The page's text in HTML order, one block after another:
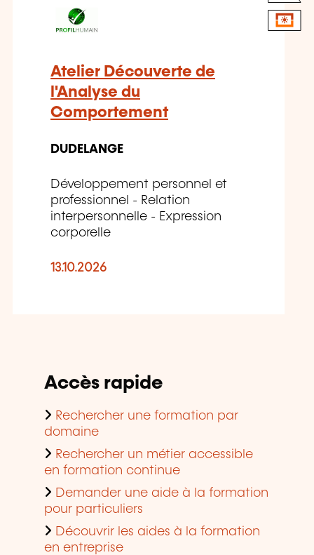
Atelier Découverte de
l'Analyse du
Comportement
DUDELANGE
Développement personnel et
professionnel - Relation
interpersonnelle - Expression
corporelle
13.10.2026
Accès rapide
Rechercher une formation par
domaine
Rechercher un métier accessible
en formation continue
Demander une aide à la formation
pour particuliers
Découvrir les aides à la formation
en entreprise